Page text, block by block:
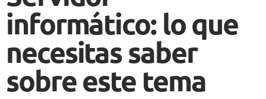
informático: lo que
necesitas saber
sobre este tema